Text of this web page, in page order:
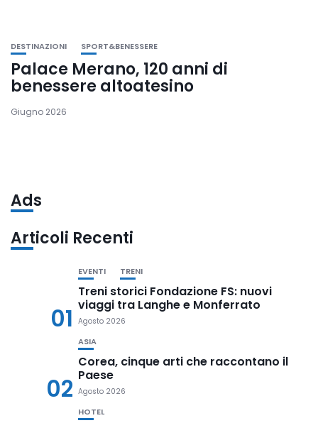
DESTINAZIONI SPORT&BENESSERE
Palace Merano, 120 anni di
benessere altoatesino
Giugno 2026
Ads
Articoli Recenti
01
EVENTI TRENI
Treni storici Fondazione FS: nuovi
viaggi tra Langhe e Monferrato
Agosto 2026
02
ASIA
Corea, cinque arti che raccontano il
Paese
Agosto 2026
HOTEL